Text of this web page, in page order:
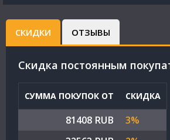
СКИДКИ ОТЗЫВЫ
Cкидка постоянным
СУММА ПОКУПОК ОТ СКИДКА
81408 RUB
3%